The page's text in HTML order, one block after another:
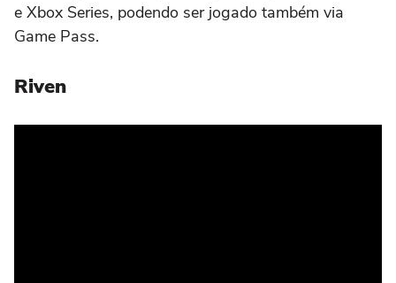
e Xbox Series, podendo ser jogado também via
Game Pass.
Riven